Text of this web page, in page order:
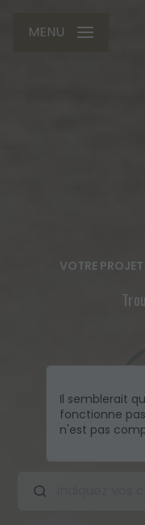
MENU
VOTRE
Il semblerait
fonctionne
n'est pas